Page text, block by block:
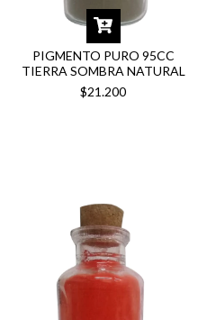
PIGMENTO PURO 95CC
TIERRA SOMBRA NATURAL
$21.200